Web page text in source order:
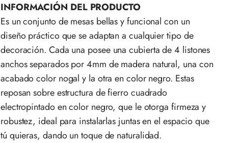
INFORMACIÓN DEL PRODUCTO
Es un conjunto de mesas bellas y funcional con un
diseño práctico que se adaptan a cualquier tipo de
decoración. Cada una posee una cubierta de 4 listones
anchos separados por 4mm de madera natural, una con
acabado color nogal y la otra en color negro. Estas
reposan sobre estructura de fierro cuadrado
electropintado en color negro, que le otorga firmeza y
robustez, ideal para instalarlas juntas en el espacio que
tú quieras, dando un toque de naturalidad.